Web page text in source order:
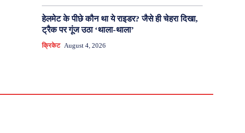
हेलमेट के पीछे कौन था ये राइडर? जैसे ही चेहरा दिखा,
ट्रैक पर गूंज उठा ‘थाला-थाला’
क्रिकेट August 4, 2026